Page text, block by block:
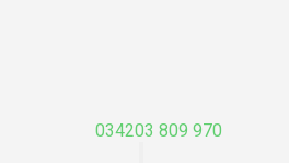
034203 809 970